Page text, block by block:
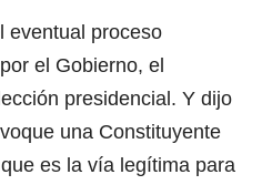
eventual proceso
el Gobierno, el
presidencial. Y dijo
una Constituyente
es la vía legítima para